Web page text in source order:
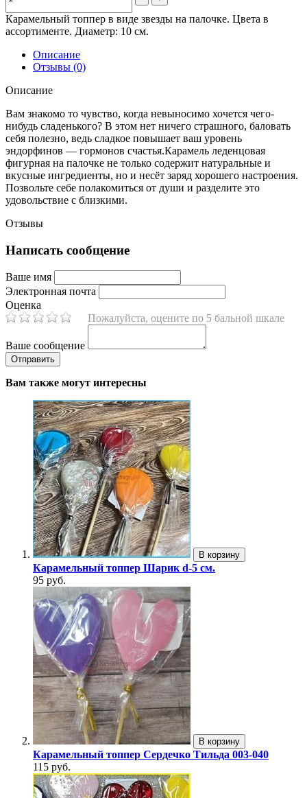
Карамельный топпер в виде звезды на палочке. Цвета в
ассортименте. Диаметр: 10 см.
Описание
Отзывы (0)
Описание
Вам знакомо то чувство, когда невыносимо хочется чего-
нибудь сладенького? В этом нет ничего страшного, баловать
себя полезно, ведь сладкое повышает ваш уровень
эндорфинов — гормонов счастья.Карамель леденцовая
фигурная на палочке не только содержит натуральные и
вкусные ингредиенты, но и несёт заряд хорошего настроения.
Позвольте себе полакомиться от души и разделите это
удовольствие с близкими.
Отзывы
Написать сообщение
Ваше имя
Электронная почта
Оценка
Пожалуйста, оцените по 5 бальной шкале
Ваше сообщение
Вам также могут интересны
В корзину
Карамельный топпер Шарик d-5 см.
95 руб.
В корзину
Карамельный топпер Сердечко Тильда 003-040
115 руб.